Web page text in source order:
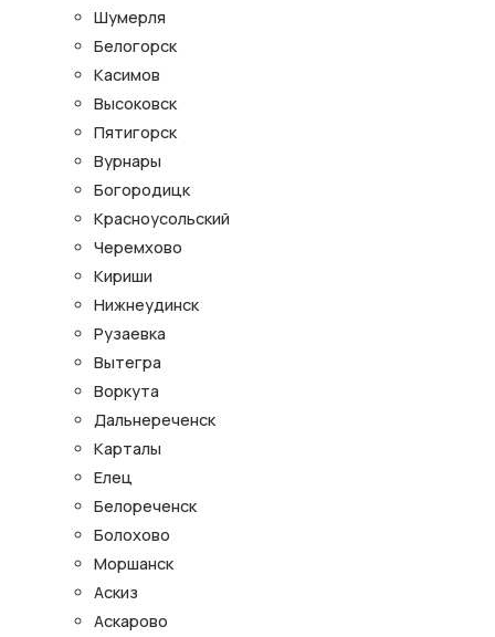
Шумерля
Белогорск
Касимов
Высоковск
Пятигорск
Вурнары
Богородицк
Красноусольский
Черемхово
Кириши
Нижнеудинск
Рузаевка
Вытегра
Воркута
Дальнереченск
Карталы
Елец
Белореченск
Болохово
Моршанск
Аскиз
Аскарово